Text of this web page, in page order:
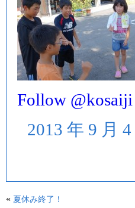
Follow @kosaiji
2013 年 9 月
« 夏休み終了！